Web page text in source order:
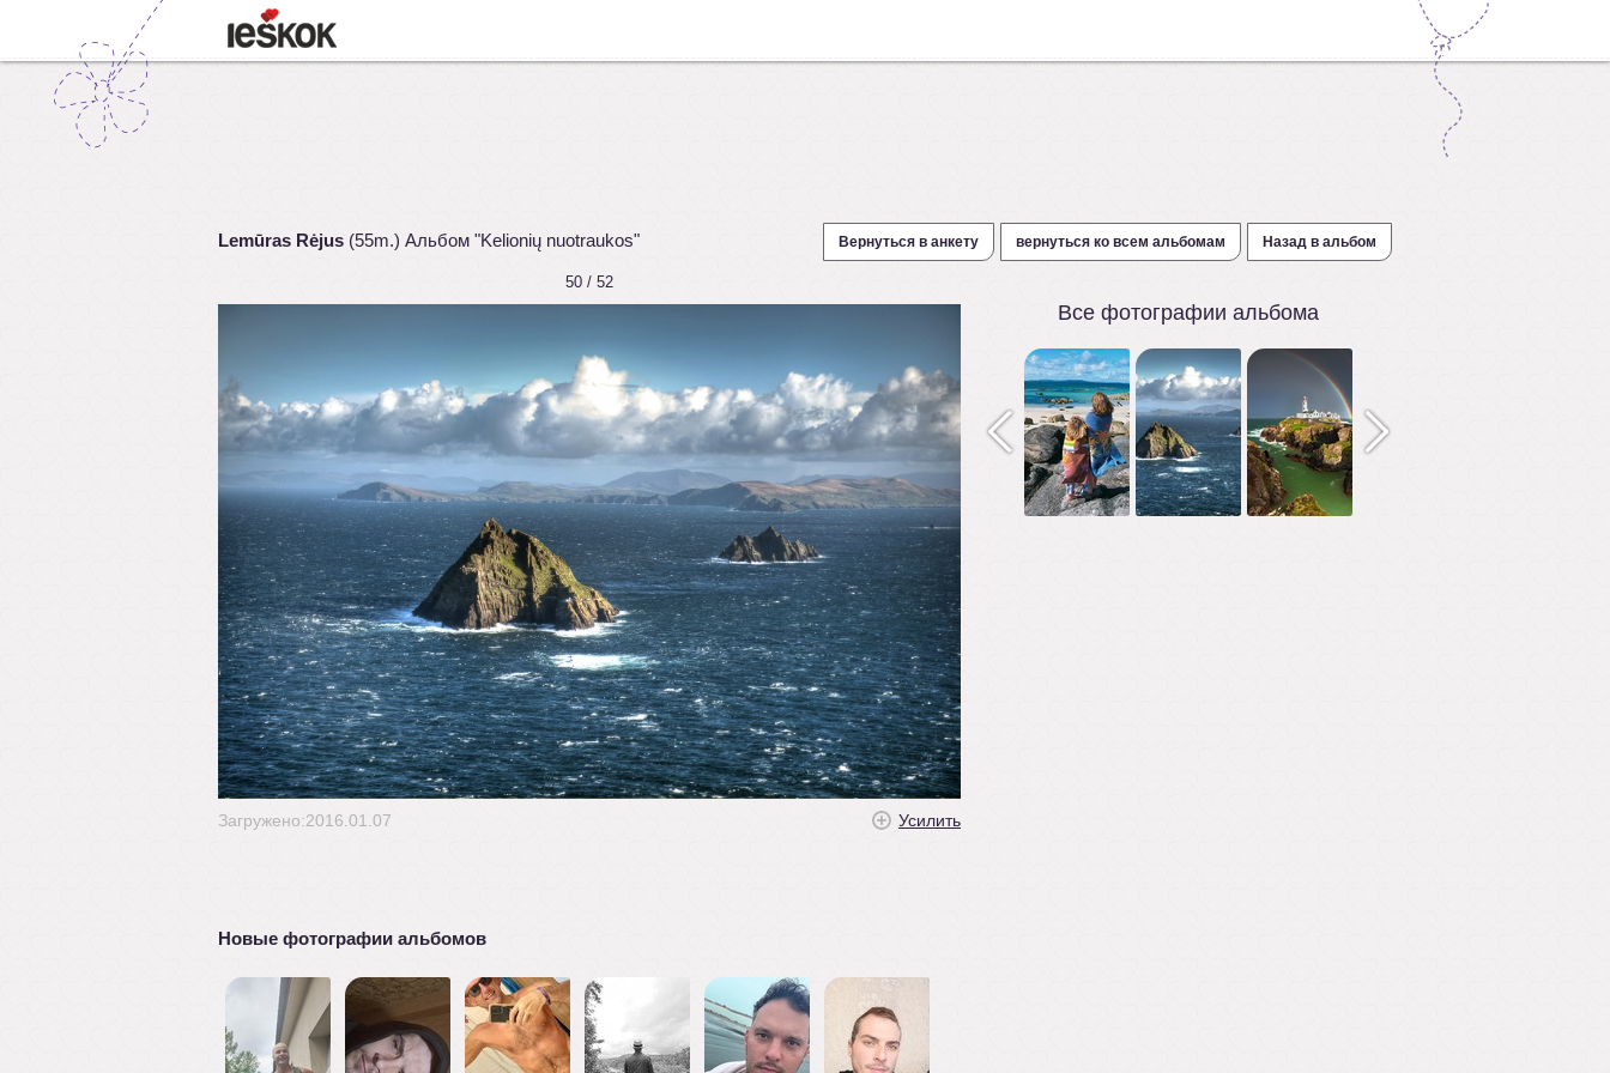
Lemūras Rėjus (55m.) Альбом "Kelionių nuotraukos" Вернуться в анкету вернуться ко всем альбомам Назад в альбом
50 / 52
Загружено:2016.01.07 Усилить
Новые фотографии альбомов
Все фотографии альбома